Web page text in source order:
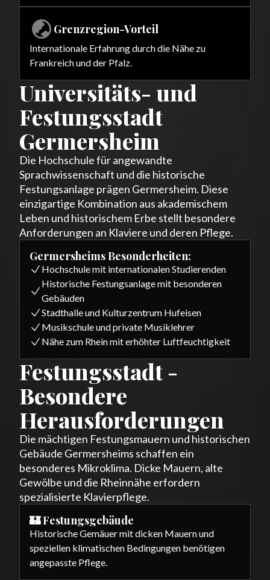
Grenzregion-Vorteil
Internationale Erfahrung durch die Nähe zu
Frankreich und der Pfalz.
Universitäts- und
Festungsstadt
Germersheim
Die Hochschule für angewandte
Sprachwissenschaft und die historische
Festungsanlage prägen Germersheim. Diese
einzigartige Kombination aus akademischem
Leben und historischem Erbe stellt besondere
Anforderungen an Klaviere und deren Pflege.
Germersheims Besonderheiten:
Hochschule mit internationalen Studierenden
Historische Festungsanlage mit besonderen
Gebäuden
Stadthalle und Kulturzentrum Hufeisen
Musikschule und private Musiklehrer
Nähe zum Rhein mit erhöhter Luftfeuchtigkeit
Festungsstadt -
Besondere
Herausforderungen
Die mächtigen Festungsmauern und historischen
Gebäude Germersheims schaffen ein
besonderes Mikroklima. Dicke Mauern, alte
Gewölbe und die Rheinnähe erfordern
spezialisierte Klavierpflege.
🏰 Festungsgebäude
Historische Gemäuer mit dicken Mauern und
speziellen klimatischen Bedingungen benötigen
angepasste Pflege.